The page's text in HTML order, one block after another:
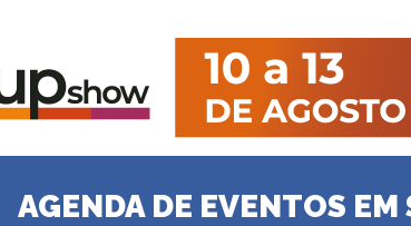
AGENDA DE EVENTOS EM